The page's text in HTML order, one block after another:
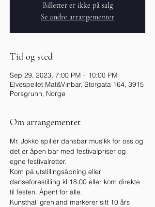
Billetter er ikke på salg
Se andre arrangementer
Tid og sted
Sep 29, 2023, 7:00 PM – 10:00 PM
Elvespeilet Mat&Vinbar, Storgata 164, 3915
Porsgrunn, Norge
Om arrangementet
Mr. Jokko spiller dansbar musikk for oss og
det er åpen bar med festivalpriser og
egne festivalretter.
Kom på utstillingsåpning eller
danseforestilling kl 18.00 eller kom direkte
til festen. Åpent for alle.
Kunsthall grenland markerer sitt 10 års